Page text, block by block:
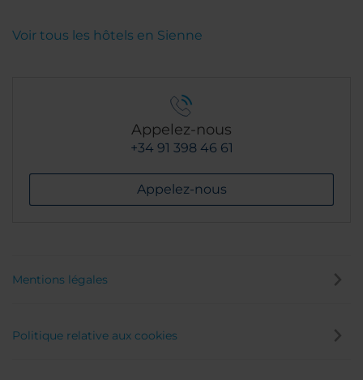
Voir tous les hôtels en Sienne
Appelez-nous
+34 91 398 46 61
Appelez-nous
Mentions légales
Politique relative aux cookies